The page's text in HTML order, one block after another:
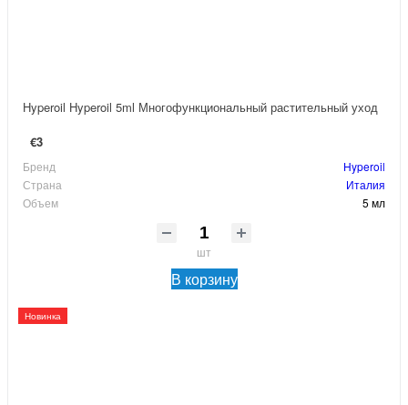
Hyperoil Hyperoil 5ml Многофункциональный растительный уход
€3
Бренд
Hyperoil
Страна
Италия
Объем
5 мл
шт
В корзину
Новинка